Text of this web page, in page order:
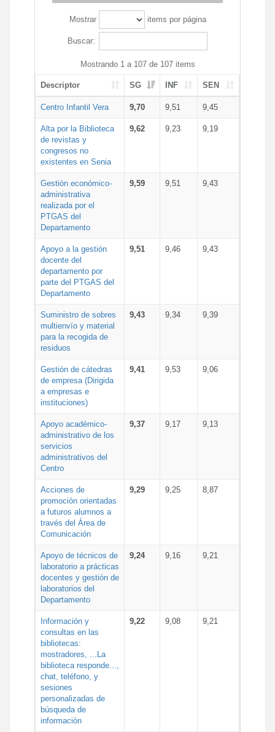
Mostrar items por página
Buscar:
Mostrando 1 a 107 de 107 items
Descriptor SG INF SEN
Centro Infantil Vera 9,70 9,51 9,45
Alta por la Biblioteca
de revistas y
congresos no
existentes en Senia
9,62 9,23 9,19
Gestión económico-
administrativa
realizada por el
PTGAS del
Departamento
9,59 9,51 9,43
Apoyo a la gestión
docente del
departamento por
parte del PTGAS del
Departamento
9,51 9,46 9,43
Suministro de sobres
multienvío y material
para la recogida de
residuos
9,43 9,34 9,39
Gestión de cátedras
de empresa (Dirigida
a empresas e
instituciones)
9,41 9,53 9,06
Apoyo académico-
administrativo de los
servicios
administrativos del
Centro
9,37 9,17 9,13
Acciones de
promoción orientadas
a futuros alumnos a
través del Área de
Comunicación
9,29 9,25 8,87
Apoyo de técnicos de
laboratorio a prácticas
docentes y gestión de
laboratorios del
Departamento
9,24 9,16 9,21
Información y
consultas en las
bibliotecas:
mostradores, ...La
biblioteca responde...,
chat, teléfono, y
sesiones
personalizadas de
búsqueda de
información
9,22 9,08 9,21